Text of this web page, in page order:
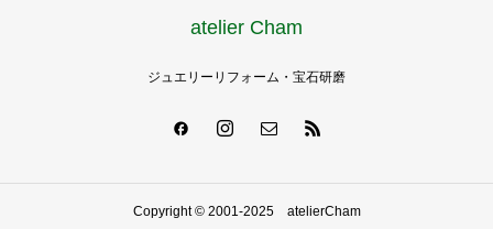
atelier Cham
ジュエリーリフォーム・宝石研磨
Copyright © 2001-2025 atelierCham